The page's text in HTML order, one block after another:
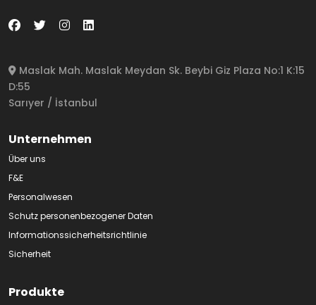
Maslak Mah. Maslak Meydan Sk. Beybi Giz Plaza No:1 K:15
D:55
Sarıyer / İstanbul
Unternehmen
Über uns
F&E
Personalwesen
Schutz personenbezogener Daten
Informationssicherheitsrichtlinie
Sicherheit
Produkte